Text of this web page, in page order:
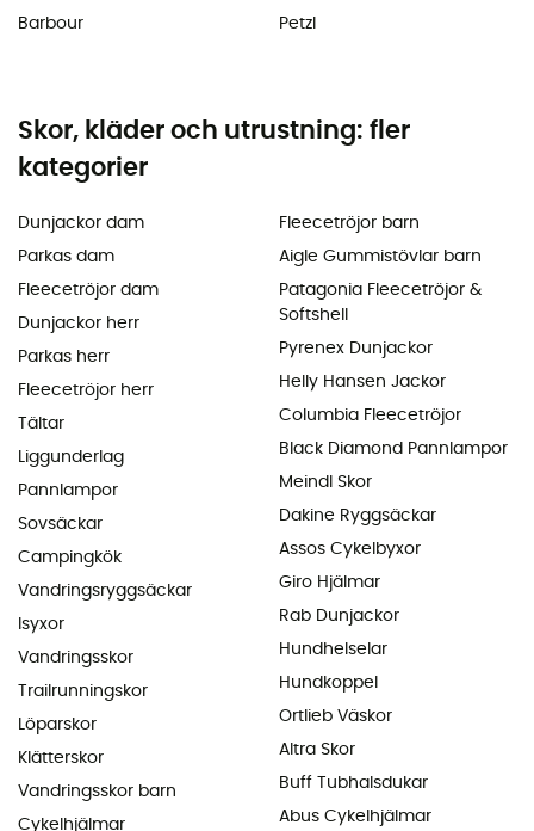
Barbour
Petzl
Skor, kläder och utrustning: fler
kategorier
Dunjackor dam
Parkas dam
Fleecetröjor dam
Dunjackor herr
Parkas herr
Fleecetröjor herr
Tältar
Liggunderlag
Pannlampor
Sovsäckar
Campingkök
Vandringsryggsäckar
Isyxor
Vandringsskor
Trailrunningskor
Löparskor
Klätterskor
Vandringsskor barn
Cykelhjälmar
Fleecetröjor barn
Aigle Gummistövlar barn
Patagonia Fleecetröjor &
Softshell
Pyrenex Dunjackor
Helly Hansen Jackor
Columbia Fleecetröjor
Black Diamond Pannlampor
Meindl Skor
Dakine Ryggsäckar
Assos Cykelbyxor
Giro Hjälmar
Rab Dunjackor
Hundhelselar
Hundkoppel
Ortlieb Väskor
Altra Skor
Buff Tubhalsdukar
Abus Cykelhjälmar